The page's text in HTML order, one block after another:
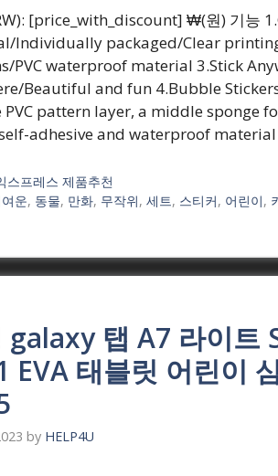
[price_with_discount] ₩(원) 기능
Individually packaged/Clear
PVC waterproof material 3.Stick
Beautiful and fun 4.Bubble
PVC pattern layer, a middle sponge
adhesive and waterproof
스프레스 제품추천
운, 동물, 만화, 무작위,세트, 스티커, 어린이,
galaxy 탭 A7 라이트
EVA 태블릿 어린이
by HELP4U